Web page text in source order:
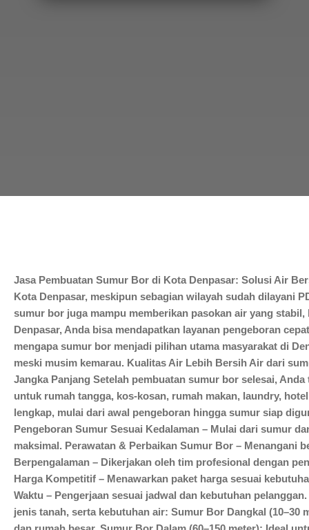
Jasa Pembuatan Sumur Bor di Kota Denpasar: Solusi Air
Kota Denpasar, meskipun sebagian wilayah sudah dilayani
sumur bor juga mampu memberikan pasokan air yang
Denpasar, Anda bisa mendapatkan layanan pengeboran
mengapa sumur bor menjadi pilihan utama masyarakat di
meski musim kemarau. Kualitas Air Lebih Bersih Air dari
Jangka Panjang Setelah pembuatan sumur bor selesai,
untuk rumah tangga, kos-kosan, rumah makan, laundry,
lengkap, mulai dari awal pengeboran hingga sumur siap
Pengeboran Sumur Sesuai Kedalaman – Mulai dari sumur
maksimal. Perawatan & Perbaikan Sumur Bor – Menangani
Berpengalaman – Dikerjakan oleh tim profesional dengan
Harga Kompetitif – Menawarkan paket harga sesuai
Waktu – Pengerjaan sesuai jadwal dan kebutuhan
jenis tanah, serta kebutuhan air: Sumur Bor Dangkal